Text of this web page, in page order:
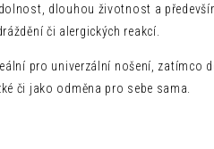
dlouhou životnost a
či alergických reakcí.
pro univerzální nošení, zatímco
či jako odměna pro sebe sama.